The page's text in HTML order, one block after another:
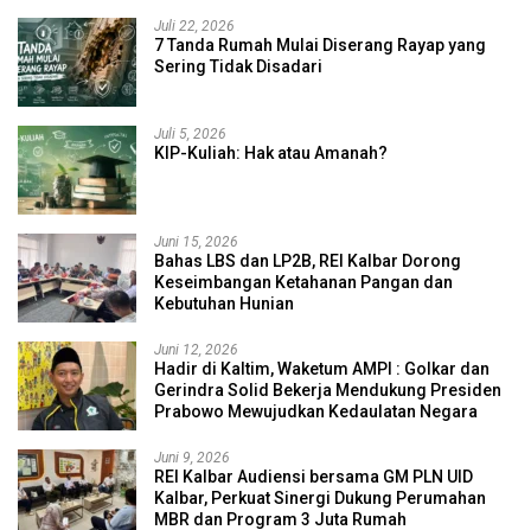
Juli 22, 2026
7 Tanda Rumah Mulai Diserang Rayap yang
Sering Tidak Disadari
Juli 5, 2026
KIP-Kuliah: Hak atau Amanah?
Juni 15, 2026
Bahas LBS dan LP2B, REI Kalbar Dorong
Keseimbangan Ketahanan Pangan dan
Kebutuhan Hunian
Juni 12, 2026
Hadir di Kaltim, Waketum AMPI : Golkar dan
Gerindra Solid Bekerja Mendukung Presiden
Prabowo Mewujudkan Kedaulatan Negara
Juni 9, 2026
REI Kalbar Audiensi bersama GM PLN UID
Kalbar, Perkuat Sinergi Dukung Perumahan
MBR dan Program 3 Juta Rumah